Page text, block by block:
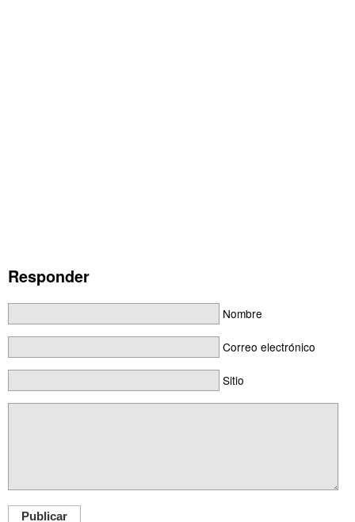
Responder
Nombre
Correo electrónico
Sitio
Publicar